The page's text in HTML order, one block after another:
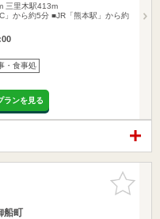
三里木駅413m
」から約5分 ■JR「熊本駅」から約
・食事処
ランを見る
お気に入
りに追加
船町